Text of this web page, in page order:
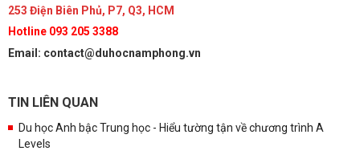
253 Điện Biên Phủ, P7, Q3, HCM
Hotline 093 205 3388
Email: contact@duhocnamphong.vn
TIN LIÊN QUAN
Du học Anh bậc Trung học - Hiểu tường tận về chương trình A
Levels